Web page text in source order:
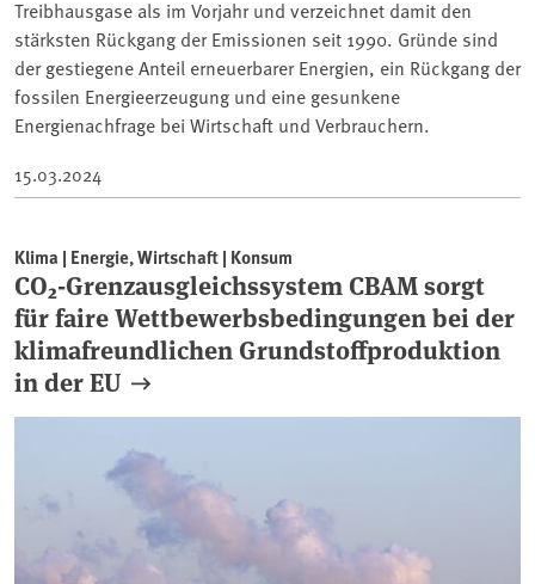
Treibhausgase als im Vorjahr und verzeichnet damit den
stärksten Rückgang der Emissionen seit 1990. Gründe sind
der gestiegene Anteil erneuerbarer Energien, ein Rückgang der
fossilen Energieerzeugung und eine gesunkene
Energienachfrage bei Wirtschaft und Verbrauchern.
15.03.2024
Klima | Energie, Wirtschaft | Konsum
CO₂-Grenzausgleichssystem CBAM sorgt
für faire Wettbewerbsbedingungen bei der
klimafreundlichen Grundstoffproduktion
in der EU